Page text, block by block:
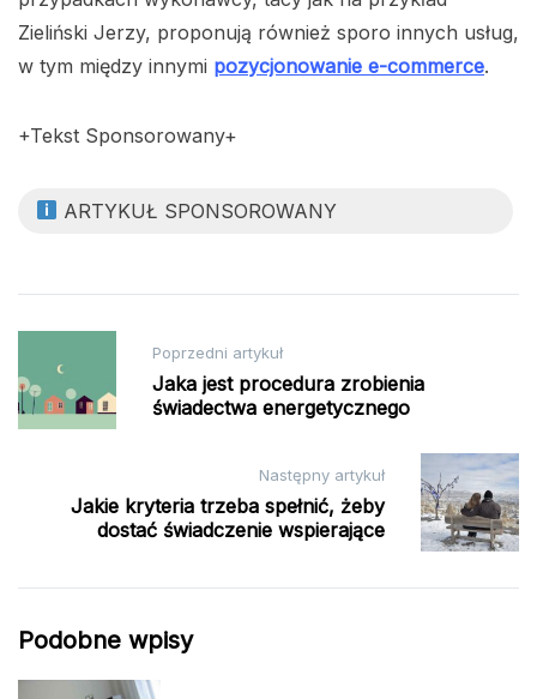
Zieliński Jerzy, proponują również sporo innych usług,
w tym między innymi pozycjonowanie e-commerce.
+Tekst Sponsorowany+
ARTYKUŁ SPONSOROWANY
Nawigacja
wpisu
Poprzedni artykuł
Jaka jest procedura zrobienia
świadectwa energetycznego
Następny artykuł
Jakie kryteria trzeba spełnić, żeby
dostać świadczenie wspierające
Podobne wpisy